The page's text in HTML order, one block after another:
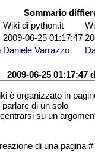
Sommario
Wiki di python.it
2009-06-25 01:17:47
Daniele Varrazzo
2009-06-25 01:17:47
è organizzato in
parlare di un solo
su un
di una pagina#